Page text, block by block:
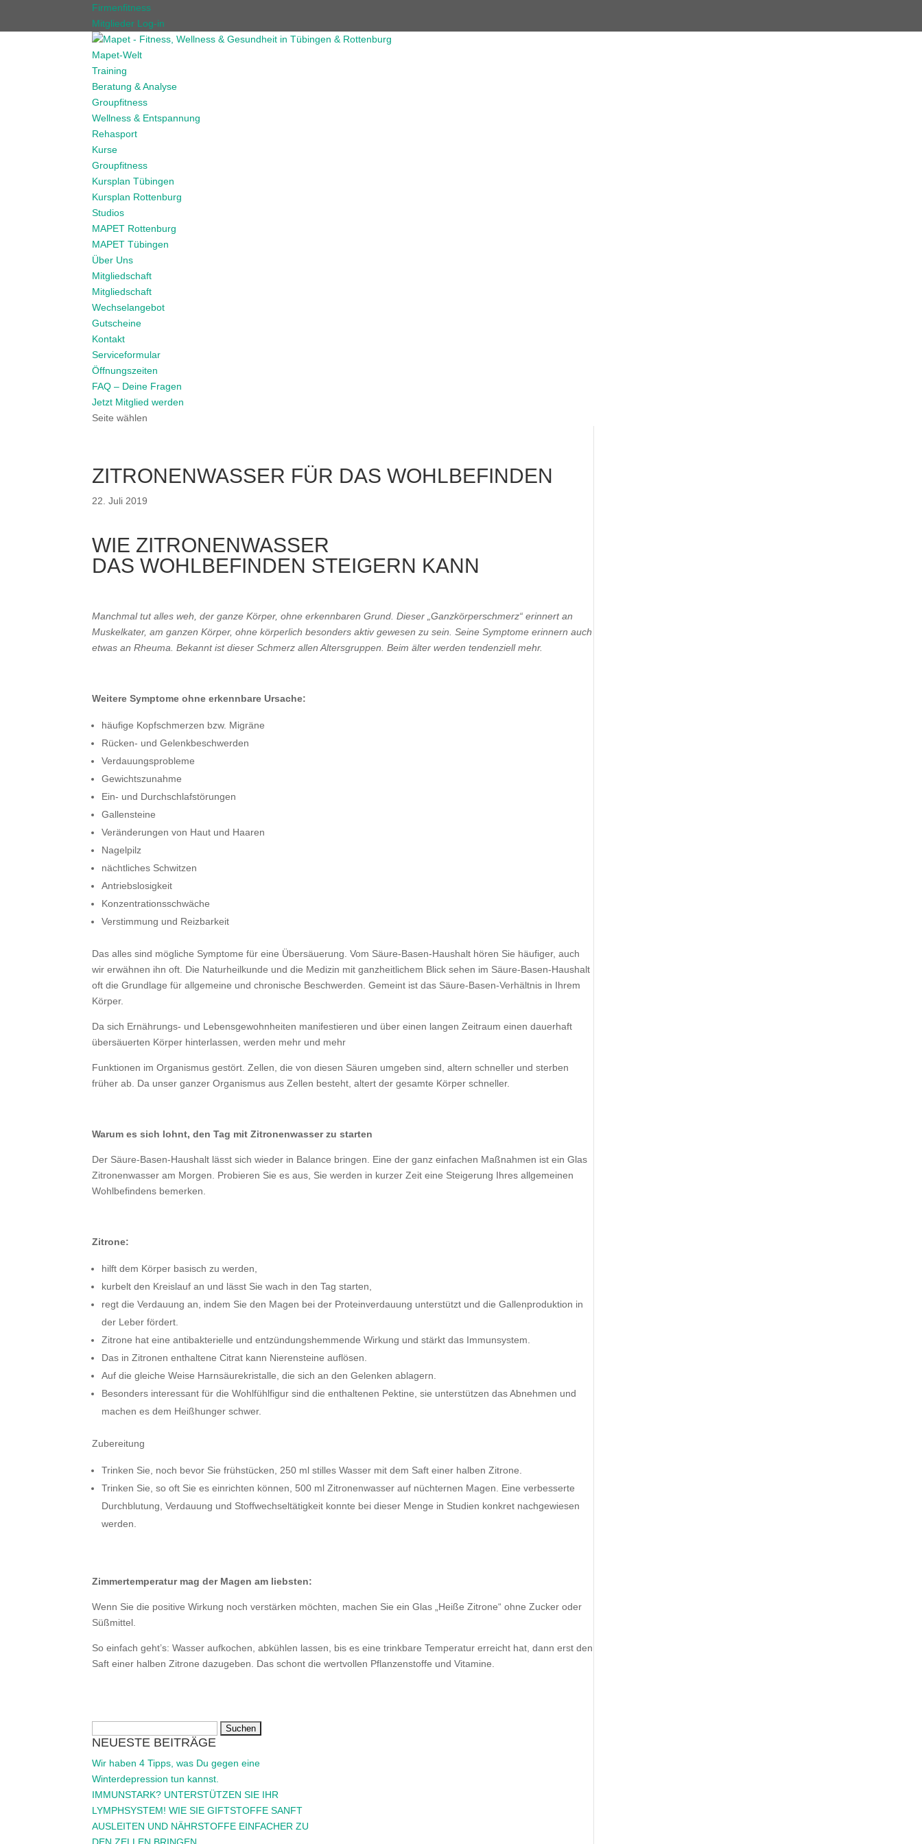
Firmenfitness
Mitglieder Log-in
Mapet-Welt
Training
Beratung & Analyse
Groupfitness
Wellness & Entspannung
Rehasport
Kurse
Groupfitness
Kursplan Tübingen
Kursplan Rottenburg
Studios
MAPET Rottenburg
MAPET Tübingen
Über Uns
Mitgliedschaft
Mitgliedschaft
Wechselangebot
Gutscheine
Kontakt
Serviceformular
Öffnungszeiten
FAQ – Deine Fragen
Jetzt Mitglied werden
Seite wählen
ZITRONENWASSER FÜR DAS WOHLBEFINDEN
22. Juli 2019
WIE ZITRONENWASSER
DAS WOHLBEFINDEN STEIGERN KANN
Manchmal tut alles weh, der ganze Körper, ohne erkennbaren Grund. Dieser „Ganzkörperschmerz“ erinnert an
Muskelkater, am ganzen Körper, ohne körperlich besonders aktiv gewesen zu sein. Seine Symptome erinnern auch
etwas an Rheuma. Bekannt ist dieser Schmerz allen Altersgruppen. Beim älter werden tendenziell mehr.
Weitere Symptome ohne erkennbare Ursache:
häufige Kopfschmerzen bzw. Migräne
Rücken- und Gelenkbeschwerden
Verdauungsprobleme
Gewichtszunahme
Ein- und Durchschlafstörungen
Gallensteine
Veränderungen von Haut und Haaren
Nagelpilz
nächtliches Schwitzen
Antriebslosigkeit
Konzentrationsschwäche
Verstimmung und Reizbarkeit
Das alles sind mögliche Symptome für eine Übersäuerung. Vom Säure-Basen-Haushalt hören Sie häufiger, auch
wir erwähnen ihn oft. Die Naturheilkunde und die Medizin mit ganzheitlichem Blick sehen im Säure-Basen-Haushalt
oft die Grundlage für allgemeine und chronische Beschwerden. Gemeint ist das Säure-Basen-Verhältnis in Ihrem
Körper.
Da sich Ernährungs- und Lebensgewohnheiten manifestieren und über einen langen Zeitraum einen dauerhaft
übersäuerten Körper hinterlassen, werden mehr und mehr
Funktionen im Organismus gestört. Zellen, die von diesen Säuren umgeben sind, altern schneller und sterben
früher ab. Da unser ganzer Organismus aus Zellen besteht, altert der gesamte Körper schneller.
Warum es sich lohnt, den Tag mit Zitronenwasser zu starten
Der Säure-Basen-Haushalt lässt sich wieder in Balance bringen. Eine der ganz einfachen Maßnahmen ist ein Glas
Zitronenwasser am Morgen. Probieren Sie es aus, Sie werden in kurzer Zeit eine Steigerung Ihres allgemeinen
Wohlbefindens bemerken.
Zitrone:
hilft dem Körper basisch zu werden,
kurbelt den Kreislauf an und lässt Sie wach in den Tag starten,
regt die Verdauung an, indem Sie den Magen bei der Proteinverdauung unterstützt und die Gallenproduktion in
der Leber fördert.
Zitrone hat eine antibakterielle und entzündungshemmende Wirkung und stärkt das Immunsystem.
Das in Zitronen enthaltene Citrat kann Nierensteine auflösen.
Auf die gleiche Weise Harnsäurekristalle, die sich an den Gelenken ablagern.
Besonders interessant für die Wohlfühlfigur sind die enthaltenen Pektine, sie unterstützen das Abnehmen und
machen es dem Heißhunger schwer.
Zubereitung
Trinken Sie, noch bevor Sie frühstücken, 250 ml stilles Wasser mit dem Saft einer halben Zitrone.
Trinken Sie, so oft Sie es einrichten können, 500 ml Zitronenwasser auf nüchternen Magen. Eine verbesserte
Durchblutung, Verdauung und Stoffwechseltätigkeit konnte bei dieser Menge in Studien konkret nachgewiesen
werden.
Zimmertemperatur mag der Magen am liebsten:
Wenn Sie die positive Wirkung noch verstärken möchten, machen Sie ein Glas „Heiße Zitrone“ ohne Zucker oder
Süßmittel.
So einfach geht’s: Wasser aufkochen, abkühlen lassen, bis es eine trinkbare Temperatur erreicht hat, dann erst den
Saft einer halben Zitrone dazugeben. Das schont die wertvollen Pflanzenstoffe und Vitamine.
nach:
NEUESTE BEITRÄGE
Wir haben 4 Tipps, was Du gegen eine
Winterdepression tun kannst.
IMMUNSTARK? UNTERSTÜTZEN SIE IHR
LYMPHSYSTEM! WIE SIE GIFTSTOFFE SANFT
AUSLEITEN UND NÄHRSTOFFE EINFACHER ZU